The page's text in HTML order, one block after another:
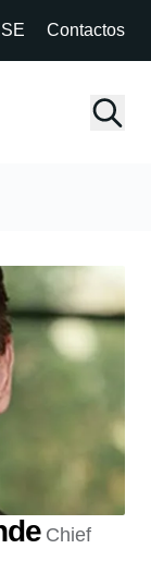
Contactos
Chief